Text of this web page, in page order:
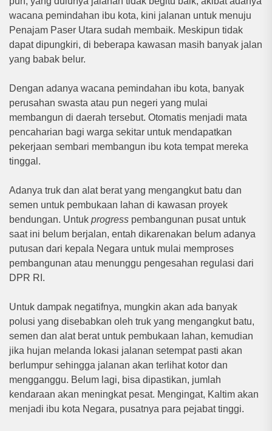
wacana pemindahan ibu kota, kini jalanan untuk menuju
Penajam Paser Utara sudah membaik. Meskipun tidak
dapat dipungkiri, di beberapa kawasan masih banyak jalan
yang babak belur.
Dengan adanya wacana pemindahan ibu kota, banyak
perusahan swasta atau pun negeri yang mulai
membangun di daerah tersebut. Otomatis menjadi mata
pencaharian bagi warga sekitar untuk mendapatkan
pekerjaan sembari membangun ibu kota tempat mereka
tinggal.
Adanya truk dan alat berat yang mengangkut batu dan
semen untuk pembukaan lahan di kawasan proyek
bendungan. Untuk progress pembangunan pusat untuk
saat ini belum berjalan, entah dikarenakan belum adanya
putusan dari kepala Negara untuk mulai memproses
pembangunan atau menunggu pengesahan regulasi dari
DPR RI.
Untuk dampak negatifnya, mungkin akan ada banyak
polusi yang disebabkan oleh truk yang mengangkut batu,
semen dan alat berat untuk pembukaan lahan, kemudian
jika hujan melanda lokasi jalanan setempat pasti akan
berlumpur sehingga jalanan akan terlihat kotor dan
mengganggu. Belum lagi, bisa dipastikan, jumlah
kendaraan akan meningkat pesat. Mengingat, Kaltim akan
menjadi ibu kota Negara, pusatnya para pejabat tinggi.